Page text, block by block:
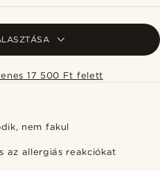
költség 1395 Ft - ingyenes 17 500 Ft felett
nem fakul
az allergiás reakciókat